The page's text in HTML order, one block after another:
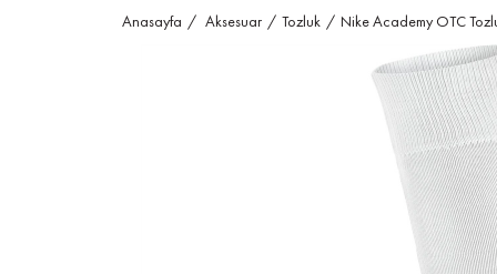
Anasayfa Aksesuar Tozluk Nike Academy OTC